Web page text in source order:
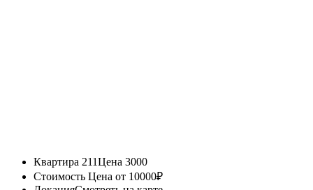
Квартира 211Цена 3000
Стоимость Цена от 10000₽